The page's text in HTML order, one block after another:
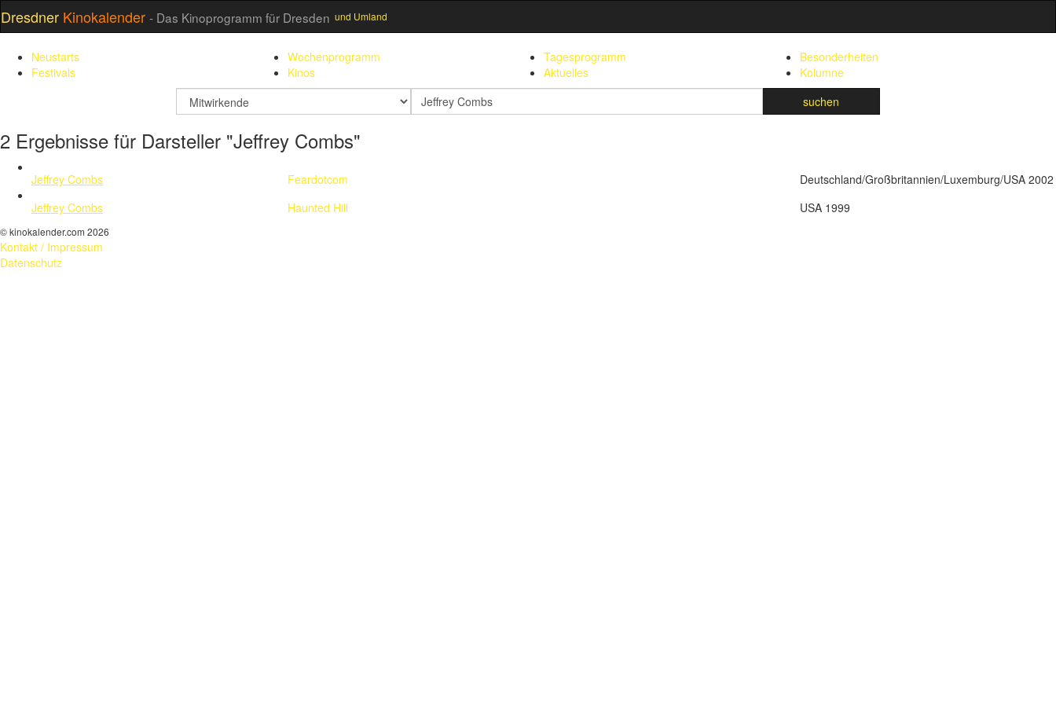
Dresdner Kinokalender - Das Kinoprogramm für Dresden und Umland
Neustarts Wochenprogramm Tagesprogramm
Besonderheiten
Festivals
Kinos Aktuelles
Kolumne
suchfeld
Suchbegriff suchen
2 Ergebnisse für Darsteller "Jeffrey Combs"
Jeffrey Combs Feardotcom
Deutschland/Großbritannien/Luxemburg/USA 2002
Jeffrey Combs
Haunted Hill USA 1999
© kinokalender.com 2026
Kontakt / Impressum
Datenschutz